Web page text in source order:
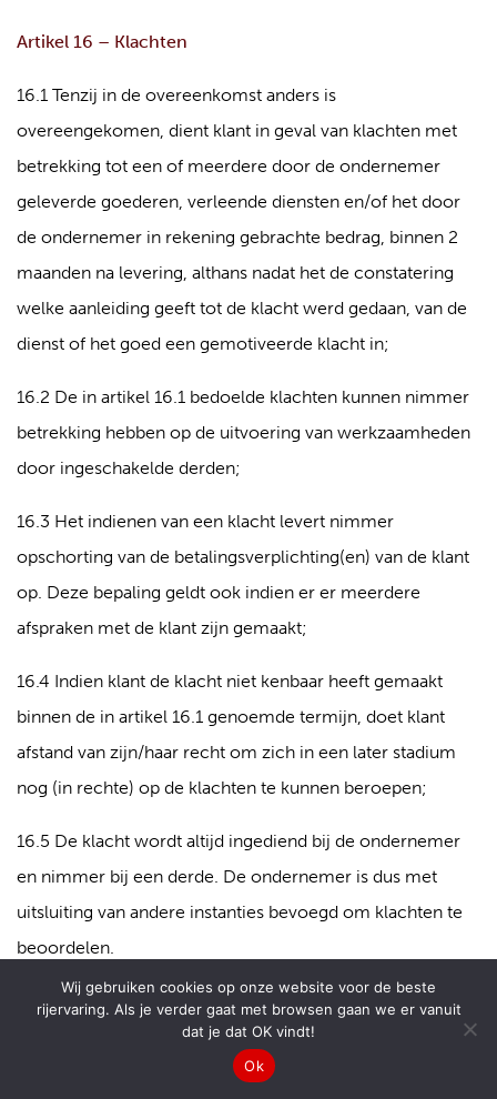
Artikel 16 – Klachten
16.1 Tenzij in de overeenkomst anders is
overeengekomen, dient klant in geval van klachten met
betrekking tot een of meerdere door de ondernemer
geleverde goederen, verleende diensten en/of het door
de ondernemer in rekening gebrachte bedrag, binnen 2
maanden na levering, althans nadat het de constatering
welke aanleiding geeft tot de klacht werd gedaan, van de
dienst of het goed een gemotiveerde klacht in;
16.2 De in artikel 16.1 bedoelde klachten kunnen nimmer
betrekking hebben op de uitvoering van werkzaamheden
door ingeschakelde derden;
16.3 Het indienen van een klacht levert nimmer
opschorting van de betalingsverplichting(en) van de klant
op. Deze bepaling geldt ook indien er er meerdere
afspraken met de klant zijn gemaakt;
16.4 Indien klant de klacht niet kenbaar heeft gemaakt
binnen de in artikel 16.1 genoemde termijn, doet klant
afstand van zijn/haar recht om zich in een later stadium
nog (in rechte) op de klachten te kunnen beroepen;
16.5 De klacht wordt altijd ingediend bij de ondernemer
en nimmer bij een derde. De ondernemer is dus met
uitsluiting van andere instanties bevoegd om klachten te
beoordelen.
Artikel 17 – Aansprakelijkheid
17.1 Indien de ondernemer na deugdelijke
ingebrekestelling herhaaldelijk dan wel in aanmerkelijke
Wij gebruiken cookies op onze website voor de beste
rijervaring. Als je verder gaat met browsen gaan we er vanuit
dat je dat OK vindt!
Ok